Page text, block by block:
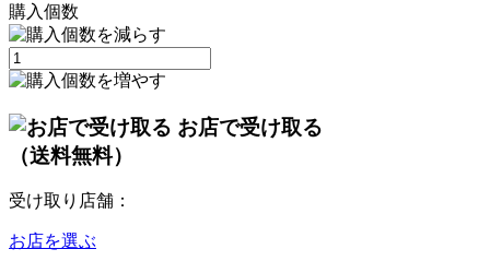
購入個数
お店で受け取る
（送料無料）
受け取り店舗：
お店を選ぶ